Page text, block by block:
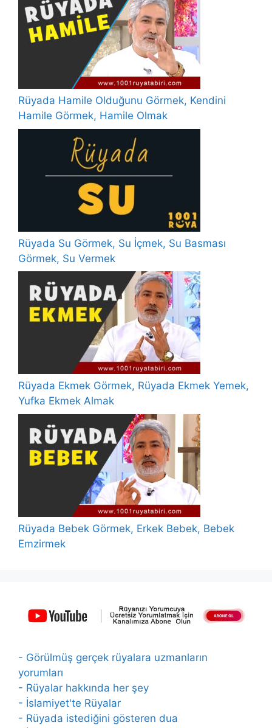
Rüyada Hamile Olduğunu Görmek, Kendini
Hamile Görmek, Hamile Olmak
Rüyada Su Görmek, Su İçmek, Su Basması
Görmek, Su Vermek
Rüyada Ekmek Görmek, Rüyada Ekmek Yemek,
Yufka Ekmek Almak
Rüyada Bebek Görmek, Erkek Bebek, Bebek
Emzirmek
- Görülmüş gerçek rüyalara uzmanların
yorumları
- Rüyalar hakkında her şey
- İslamiyet'te Rüyalar
- Rüyada istediğini gösteren dua